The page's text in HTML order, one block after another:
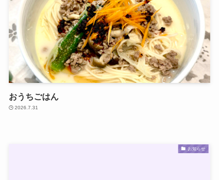
おうちごはん
2026.7.31
お知らせ